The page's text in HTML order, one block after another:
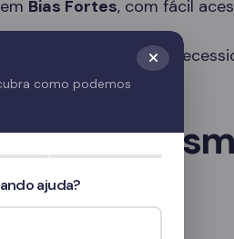
Bias Fortes, com fácil
adaptados às
Agora
como podemos
ajuda?